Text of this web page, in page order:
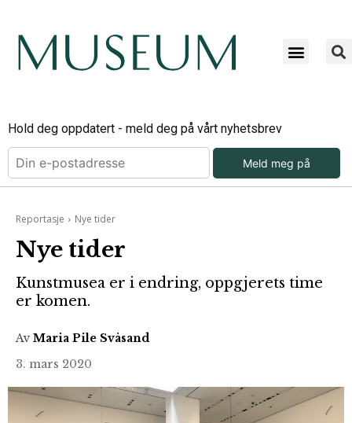
Hold deg oppdatert - meld deg på vårt nyhetsbrev
Meld meg på
Reportasje Nye tider
Nye tider
Kunstmusea er i endring, oppgjerets time
er komen.
Av Maria Pile Svåsand
3. mars 2020